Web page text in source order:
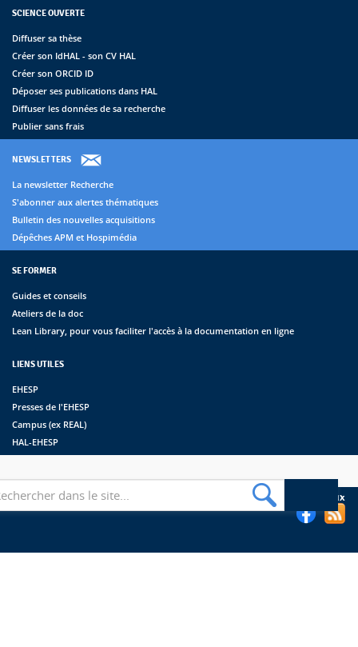
SCIENCE OUVERTE
Diffuser sa thèse
Créer son IdHAL - son CV HAL
Créer son ORCID ID
Déposer ses publications dans HAL
Diffuser les données de sa recherche
Publier sans frais
NEWSLETTERS
La newsletter Recherche
S'abonner aux alertes thématiques
Bulletin des nouvelles acquisitions
Dépêches APM et Hospimédia
SE FORMER
Guides et conseils
Ateliers de la doc
Lean Library, pour vous faciliter l'accès à la documentation en ligne
LIENS UTILES
EHESP
Presses de l'EHESP
Campus (ex REAL)
HAL-EHESP
Suivez les bibliothèques de l'EHESP sur les réseaux sociaux